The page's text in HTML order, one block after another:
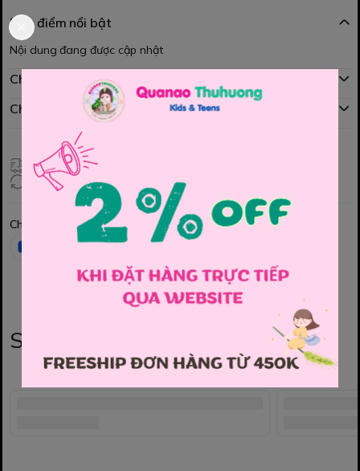
Đặc điểm nổi bật
Nội dung đang được cập nhật
Chính sách mua hàng
Chính sách đổi hàng
Giao hàng toàn quốc
Đổi hàng 3 ngày (HCM), 7 ngày (Tỉnh)
Chia sẻ
Sản phẩm liên quan